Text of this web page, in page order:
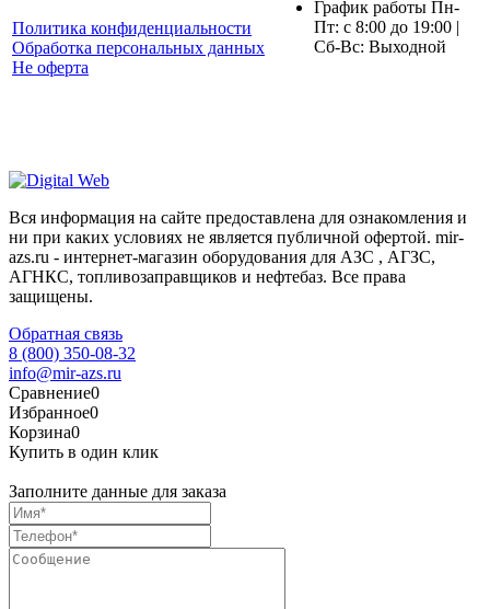
Политика конфиденциальности
Обработка персональных данных
Не оферта
График работы Пн-
Пт: с 8:00 до 19:00 |
Сб-Вс: Выходной
Вся информация на сайте предоставлена для ознакомления и
ни при каких условиях не является публичной офертой. mir-
azs.ru - интернет-магазин оборудования для АЗС , АГЗС,
АГНКС, топливозаправщиков и нефтебаз. Все права
защищены.
Обратная связь
8 (800) 350-08-32
info@mir-azs.ru
Сравнение0
Избранное0
Корзина0
Купить в один клик
Заполните данные для заказа